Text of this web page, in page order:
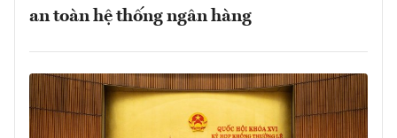
an toàn hệ thống ngân hàng